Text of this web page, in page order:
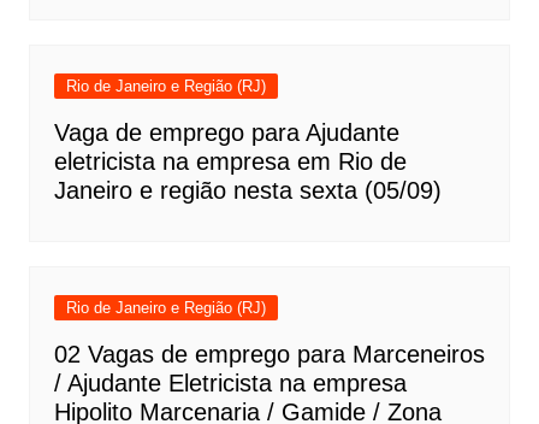
Rio de Janeiro e Região (RJ)
Vaga de emprego para Ajudante
eletricista na empresa em Rio de
Janeiro e região nesta sexta (05/09)
Rio de Janeiro e Região (RJ)
02 Vagas de emprego para Marceneiros
/ Ajudante Eletricista na empresa
Hipolito Marcenaria / Gamide / Zona